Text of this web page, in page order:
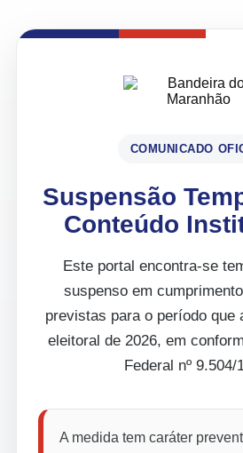
COMUNICADO
Suspensão
Conteúdo
Este portal encontra-se
suspenso em
previstas para o período que
eleitoral de 2026, em
Federal nº 9.504/
A medida tem caráter